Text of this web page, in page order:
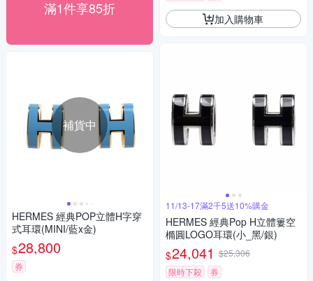
滿1件享85折
補貨中
HERMES 經典POP立體H字穿
式耳環(MINI/藍x金)
$28,800
券
加入購物車
11/13-17滿2千5送10%購金
HERMES 經典Pop H立體簍空
橢圓LOGO耳環(小_黑/銀)
$24,041 $25,306
限時下殺
券